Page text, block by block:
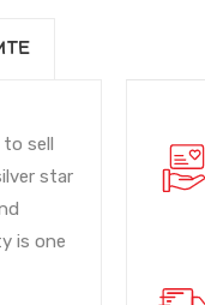
to sell
star
is one